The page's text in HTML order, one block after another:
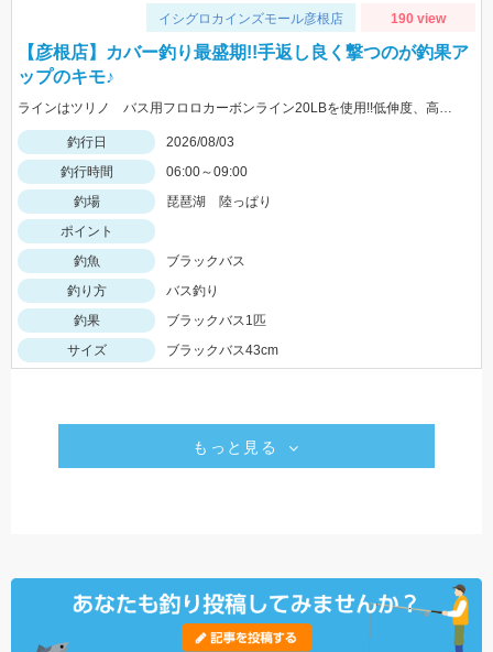
イシグロカインズモール彦根店 190 view
【彦根店】カバー釣り最盛期!!手返し良く撃つのが釣果ア
ップのキモ♪
ラインはツリノ バス用フロロカーボンライン20LBを使用!!低伸度、高強度でカバーの釣りはこれで決まり♪
釣行日
2026/08/03
釣行時間
06:00～09:00
釣場
琵琶湖 陸っぱり
ポイント
釣魚
ブラックバス
釣り方
バス釣り
釣果
ブラックバス1匹
サイズ
ブラックバス43cm
もっと見る